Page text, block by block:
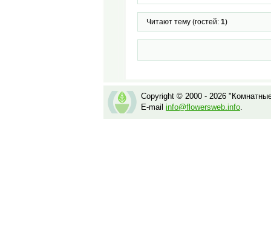
Читают тему (гостей: 1)
Copyright © 2000 - 2026
E-mail info@flowersweb.info.